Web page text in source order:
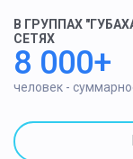
В ГРУППАХ
СЕТЯХ
8 000+
человек -